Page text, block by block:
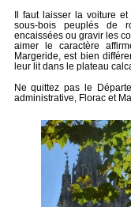
Il faut laisser la voiture
sous-bois peuplés de
encaissées ou gravir les
aimer le caractère
Margeride, est bien
leur lit dans le plateau
Ne quittez pas le
administrative, Florac et